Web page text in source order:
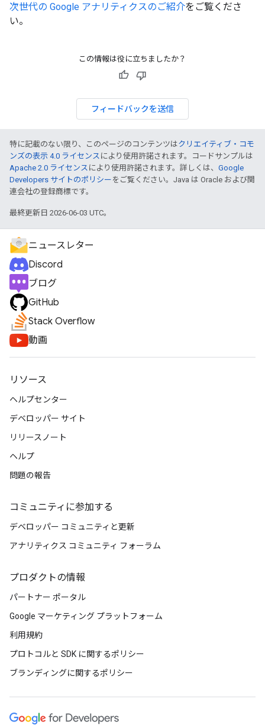
次世代の Google アナリティクスのご紹介をご覧くださ
い。
この情報は役に立ちましたか？
フィードバックを送信
特に記載のない限り、このページのコンテンツはクリエイティブ・コモ
ンズの表示 4.0 ライセンス により使用許諾されます。コードサンプルは
Apache 2.0 ライセンス により使用許諾されます。詳しくは、 Google
Developers サイトのポリシー をご覧ください。Java は Oracle および関
連会社の登録商標です。
最終更新日 2026-06-03 UTC。
ニュースレター
Discord
ブログ
GitHub
Stack Overflow
動画
リソース
ヘルプセンター
デベロッパー サイト
リリースノート
ヘルプ
問題の報告
コミュニティに参加する
デベロッパー コミュニティと更新
アナリティクス コミュニティ フォーラム
プロダクトの情報
パートナー ポータル
Google マーケティング プラットフォーム
利用規約
プロトコルと SDK に関するポリシー
ブランディングに関するポリシー